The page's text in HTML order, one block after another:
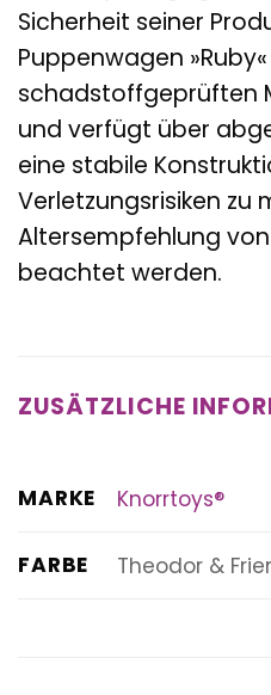
Sicherheit seiner
Puppenwagen
schadstoffgeprüften
und verfügt über
eine stabile
Verletzungsrisiken zu
Altersempfehlung
beachtet werden.
ZUSÄTZLICHE
MARKE Knorrtoys®
FARBE Theodor &